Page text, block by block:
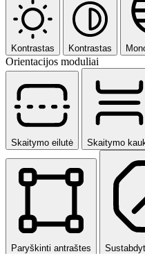
Kontrastas Kontrastas
Orientacijos moduliai
Skaitymo eilutė Skaitymo
Paryškinti antraštes